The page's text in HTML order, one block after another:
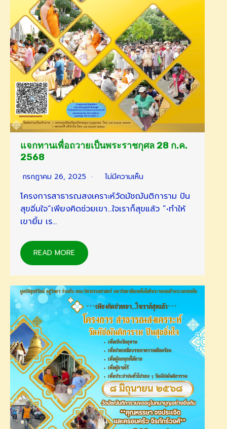
แจกทานเพื่อถวายเป็นพระราชกุศล 28 ก.ค.
2568
กรกฎาคม 26, 2025 ไม่มีความเห็น
โครงการสาธารณสงเคราะห์วัดมัชฌันติการาม ปัน
สุขอิ่มใจ“เพียงคิดช่วยเขา…ใจเราก็สุขแล้ว ”•ทำให้
เขายิ้ม เร…
READ MORE